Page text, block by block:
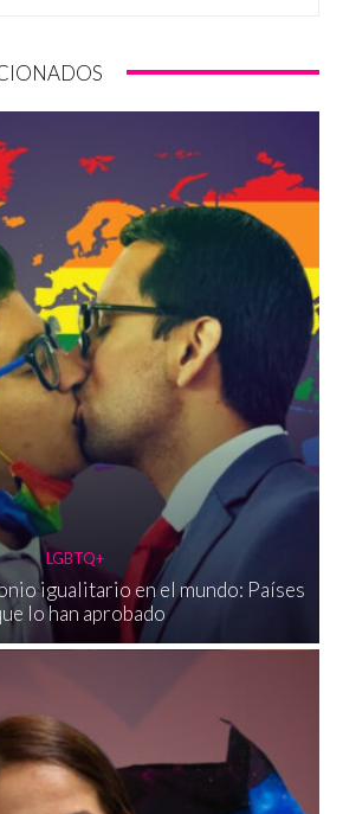
LGBTQ+
igualitario en el mundo: Países
lo han aprobado